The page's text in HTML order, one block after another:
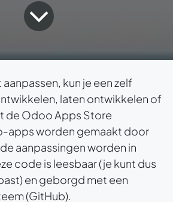
kun je een zelf
laten ontwikkelen of
de Odoo Apps Store
apps worden gemaakt door
aanpassingen worden in
code is leesbaar (je kunt dus
en geborgd met een
(GitHub).